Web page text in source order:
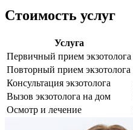
Стоимость услуг
Услуга
Первичный прием экзотолога
Повторный прием экзотолога
Консультация экзотолога
Вызов экзотолога на дом
Осмотр и лечение